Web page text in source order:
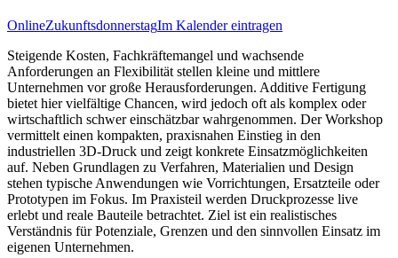
OnlineZukunftsdonnerstagIm Kalender eintragen
Steigende Kosten, Fachkräftemangel und wachsende
Anforderungen an Flexibilität stellen kleine und mittlere
Unternehmen vor große Herausforderungen. Additive Fertigung
bietet hier vielfältige Chancen, wird jedoch oft als komplex oder
wirtschaftlich schwer einschätzbar wahrgenommen. Der Workshop
vermittelt einen kompakten, praxisnahen Einstieg in den
industriellen 3D-Druck und zeigt konkrete Einsatzmöglichkeiten
auf. Neben Grundlagen zu Verfahren, Materialien und Design
stehen typische Anwendungen wie Vorrichtungen, Ersatzteile oder
Prototypen im Fokus. Im Praxisteil werden Druckprozesse live
erlebt und reale Bauteile betrachtet. Ziel ist ein realistisches
Verständnis für Potenziale, Grenzen und den sinnvollen Einsatz im
eigenen Unternehmen.